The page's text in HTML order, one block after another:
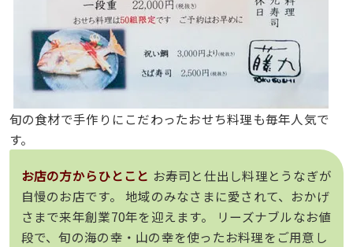
旬の食材で手作りにこだわったおせち料理も毎年人気で
す。
お店の方からひとこと お寿司と仕出し料理とうなぎが
自慢のお店です。 地域のみなさまに愛されて、おかげ
さまで来年創業70年を迎えます。 リーズナブルなお値
段で、旬の海の幸・山の幸を使ったお料理をご用意し